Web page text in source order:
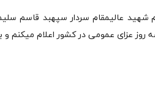
شهید عالیمقام سردار سپهبد قاسم
روز عزای عمومی در کشور اعلام میکنم